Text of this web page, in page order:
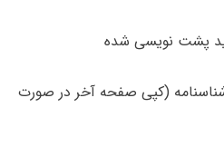
(کپی صفحه آخر در صورت